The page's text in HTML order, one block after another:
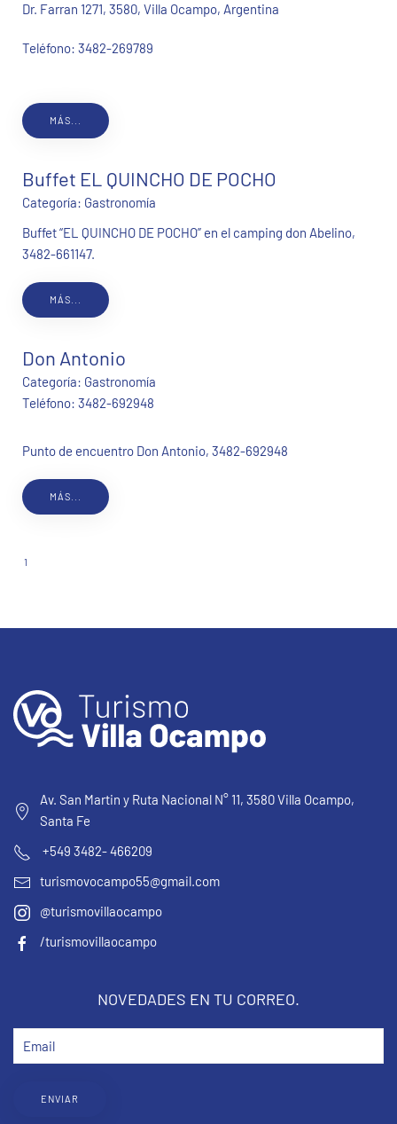
Dr. Farran 1271, 3580, Villa Ocampo, Argentina
Teléfono: 3482-269789
MÁS...
Buffet EL QUINCHO DE POCHO
Categoría: Gastronomía
Buffet “EL QUINCHO DE POCHO” en el camping don Abelino,
3482-661147.
MÁS...
Don Antonio
Categoría: Gastronomía
Teléfono: 3482-692948
Punto de encuentro Don Antonio, 3482-692948
MÁS...
1
Av. San Martin y Ruta Nacional N° 11, 3580 Villa Ocampo,
Santa Fe
+549 3482- 466209
turismovocampo55@gmail.com
@turismovillaocampo
/turismovillaocampo
NOVEDADES EN TU CORREO.
ENVIAR